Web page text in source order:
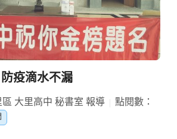
疫滴水不漏
區 大里高中 秘書室 報導
點閱數：